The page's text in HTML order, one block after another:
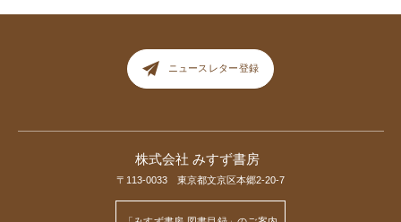
ニュースレター登録
株式会社 みすず書房
〒113-0033 東京都文京区本郷2-20-7